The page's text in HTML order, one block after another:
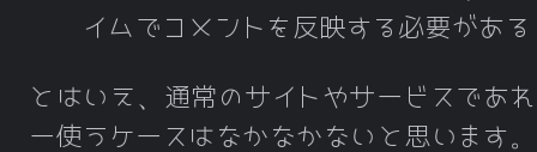
イムでコメントを反映する必要がある
とはいえ、通常のサイトやサービスであ
ー使うケースはなかなかないと思います。